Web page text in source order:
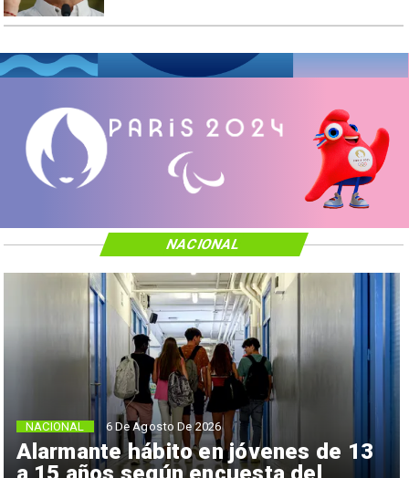
Alarmante hábito en jóvenes de 13
NACIONAL 6 De Agosto De 2026
NACIONAL